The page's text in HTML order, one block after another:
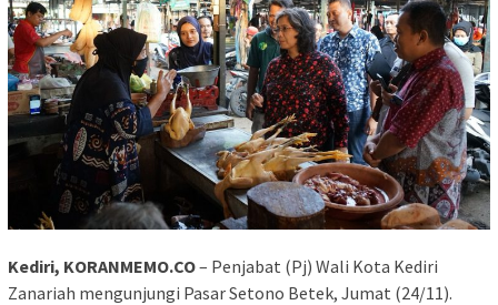
Kediri, KORANMEMO.CO– Penjabat (Pj) Wali Kota Kediri
Zanariah mengunjungi Pasar Setono Betek, Jumat (24/11).